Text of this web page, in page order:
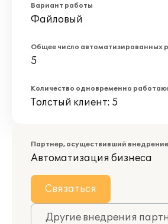
Вариант работы
Файловый
Общее число автоматизированных
5
Количество одновременно
Толстый клиент: 5
Партнер, осуществивший
Автоматизация бизнеса
Связаться
Другие внедрения